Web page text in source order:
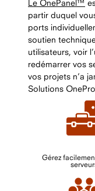
Le OnePanel™
partir duquel
ports
soutien
utilisateurs, voir
redémarrer vos
vos projets n’a
Solutions
Gérez